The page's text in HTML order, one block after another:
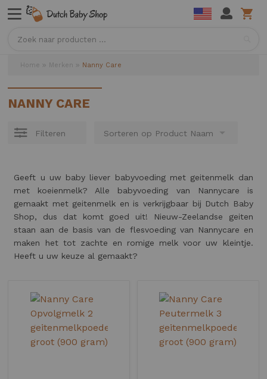
Home Merken Nanny Care
NANNY CARE
Filteren
Geeft u uw baby liever babyvoeding met geitenmelk dan
met koeienmelk? Alle babyvoeding van Nannycare is
gemaakt met geitenmelk en is verkrijgbaar bij Dutch Baby
Shop, dus dat komt goed uit! Nieuw-Zeelandse geiten
staan aan de basis van de flesvoeding van Nannycare en
maken het tot zachte en romige melk voor uw kleintje.
Heeft u uw keuze al gemaakt?